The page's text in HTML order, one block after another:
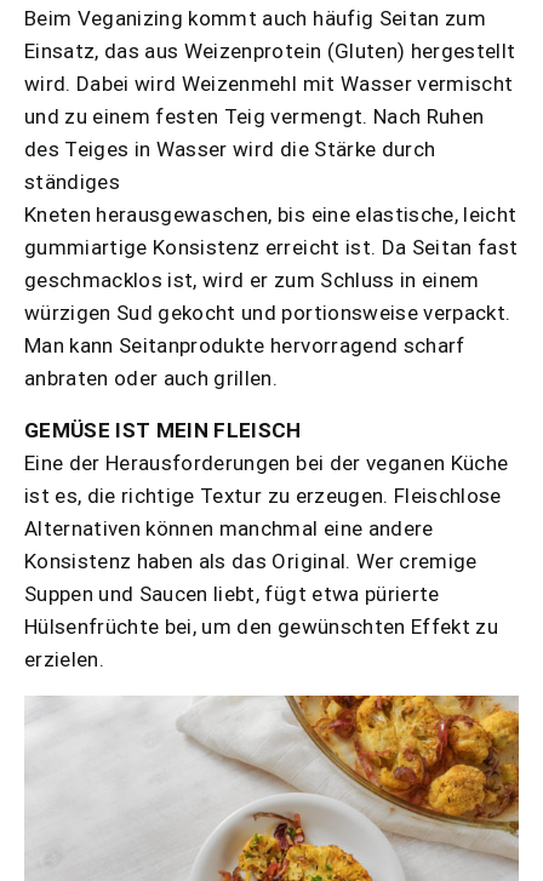
Beim Veganizing kommt auch häufig Seitan zum
Einsatz, das aus Weizenprotein (Gluten) hergestellt
wird. Dabei wird Weizenmehl mit Wasser vermischt
und zu einem festen Teig vermengt. Nach Ruhen
des Teiges in Wasser wird die Stärke durch
ständiges
Kneten herausgewaschen, bis eine elastische, leicht
gummiartige Konsistenz erreicht ist. Da Seitan fast
geschmacklos ist, wird er zum Schluss in einem
würzigen Sud gekocht und portionsweise verpackt.
Man kann Seitanprodukte hervorragend scharf
anbraten oder auch grillen.
GEMÜSE IST MEIN FLEISCH
Eine der Herausforderungen bei der veganen Küche
ist es, die richtige Textur zu erzeugen. Fleischlose
Alternativen können manchmal eine andere
Konsistenz haben als das Original. Wer cremige
Suppen und Saucen liebt, fügt etwa pürierte
Hülsenfrüchte bei, um den gewünschten Effekt zu
erzielen.